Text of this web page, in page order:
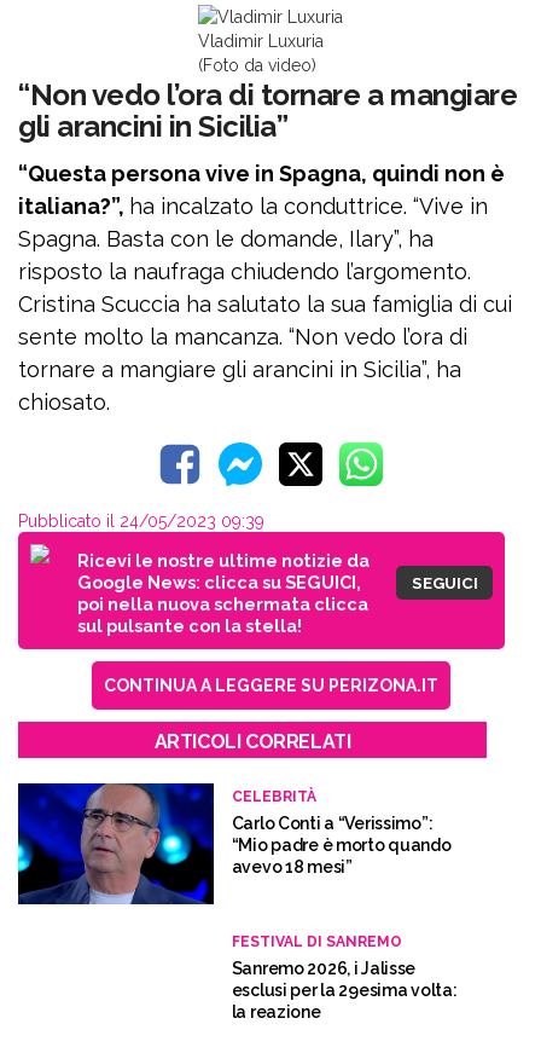
Vladimir Luxuria
(Foto da video)
“Non vedo l’ora di tornare a mangiare
gli arancini in Sicilia”
“Questa persona vive in Spagna, quindi non è
italiana?”, ha incalzato la conduttrice. “Vive in
Spagna. Basta con le domande, Ilary”, ha
risposto la naufraga chiudendo l’argomento.
Cristina Scuccia ha salutato la sua famiglia di cui
sente molto la mancanza. “Non vedo l’ora di
tornare a mangiare gli arancini in Sicilia”, ha
chiosato.
Pubblicato il 24/05/2023 09:39
Ricevi le nostre ultime notizie da
Google News: clicca su SEGUICI,
poi nella nuova schermata clicca
sul pulsante con la stella!
SEGUICI
CONTINUA A LEGGERE SU PERIZONA.IT
ARTICOLI CORRELATI
CELEBRITÀ
Carlo Conti a “Verissimo”:
“Mio padre è morto quando
avevo 18 mesi”
FESTIVAL DI SANREMO
Sanremo 2026, i Jalisse
esclusi per la 29esima volta:
la reazione